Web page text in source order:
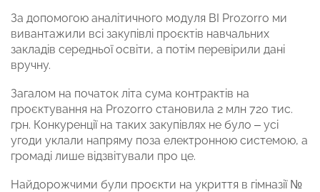
За допомогою аналітичного модуля BI Prozorro ми
вивантажили всі закупівлі проєктів навчальних
закладів середньої освіти, а потім перевірили дані
вручну.
Загалом на початок літа сума контрактів на
проєктування на Prozorro становила 2 млн 720 тис.
грн. Конкуренції на таких закупівлях не було – усі
угоди уклали напряму поза електронною системою, а
громаді лише відзвітували про це.
Найдорожчими були проєкти на укриття в гімназії №